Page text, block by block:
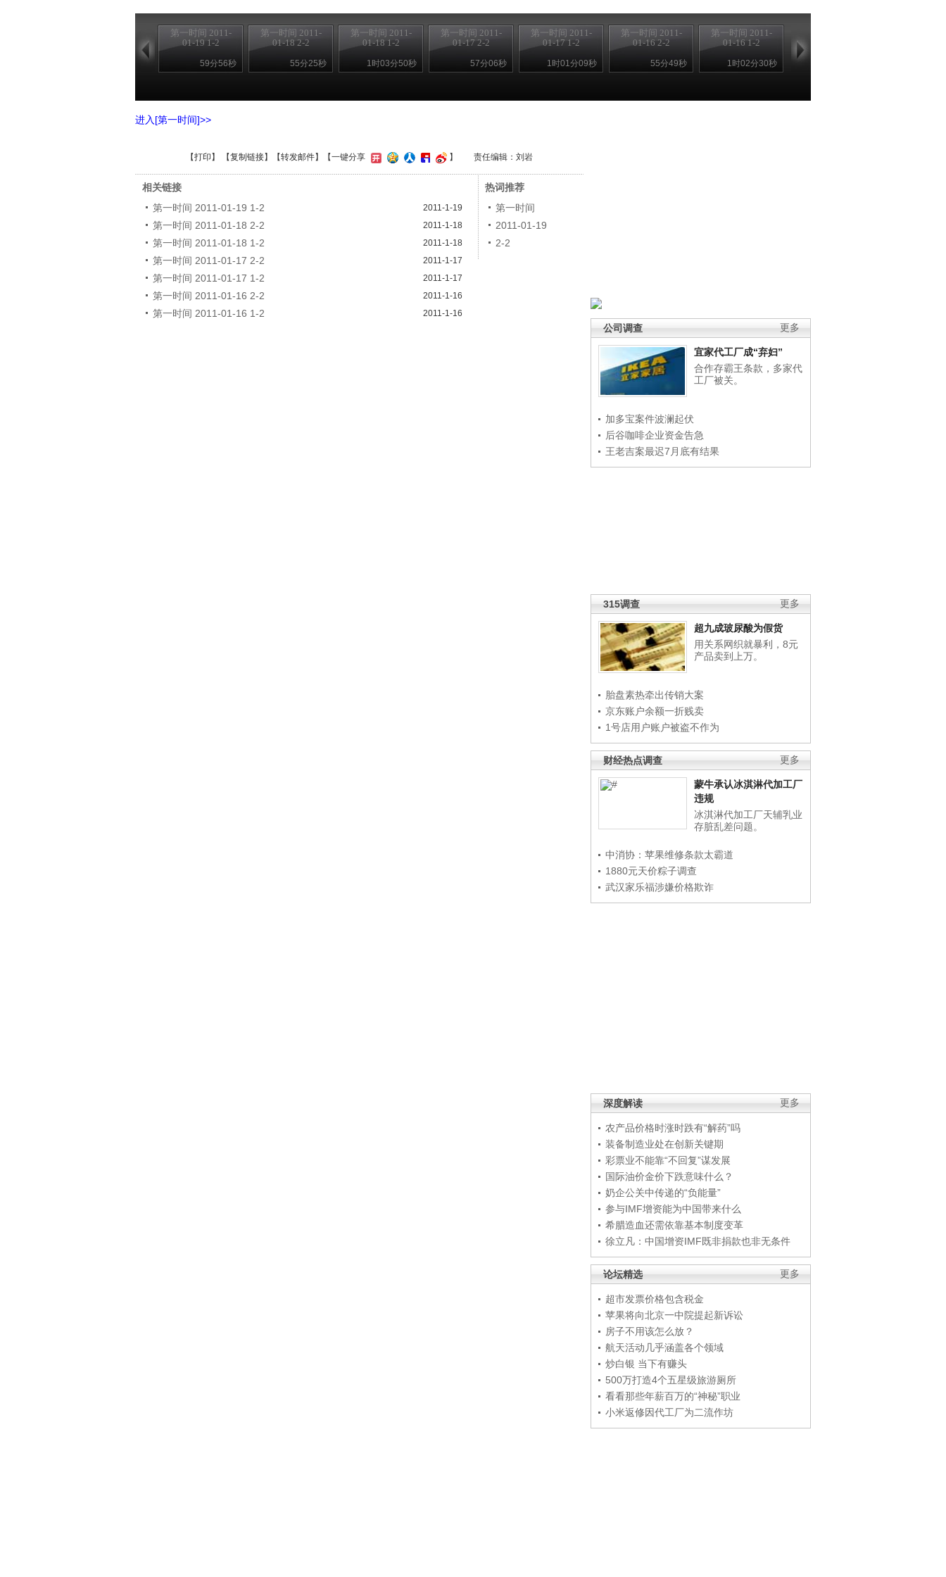
第一时间 2011-
01-19 1-2
59分56秒
第一时间 2011-
01-18 2-2
55分25秒
第一时间 2011-
01-18 1-2
1时03分50秒
第一时间 2011-
01-17 2-2
57分06秒
第一时间 2011-
01-17 1-2
1时01分09秒
第一时间 2011-
01-16 2-2
55分49秒
第一时间 2011-
01-16 1-2
1时02分30秒
更多
公司调查
宜家代工厂成“弃妇”
合作存霸王条款，多家代
工厂被关。
加多宝案件波澜起伏
后谷咖啡企业资金告急
王老吉案最迟7月底有结果
更多
315调查
超九成玻尿酸为假货
用关系网织就暴利，8元
产品卖到上万。
胎盘素热牵出传销大案
京东账户余额一折贱卖
1号店用户账户被盗不作为
更多
财经热点调查
蒙牛承认冰淇淋代加工厂
违规
冰淇淋代加工厂天辅乳业
存脏乱差问题。
中消协：苹果维修条款太霸道
1880元天价粽子调查
武汉家乐福涉嫌价格欺诈
更多
深度解读
农产品价格时涨时跌有“解药”吗
装备制造业处在创新关键期
彩票业不能靠“不回复”谋发展
国际油价金价下跌意味什么？
奶企公关中传递的“负能量”
参与IMF增资能为中国带来什么
希腊造血还需依靠基本制度变革
徐立凡：中国增资IMF既非捐款也非无条件
更多
论坛精选
超市发票价格包含税金
苹果将向北京一中院提起新诉讼
房子不用该怎么放？
航天活动几乎涵盖各个领域
炒白银 当下有赚头
500万打造4个五星级旅游厕所
看看那些年薪百万的“神秘”职业
小米返修因代工厂为二流作坊
进入[第一时间]>>
【打印 】 【复制链接】【转发邮件】 【一键分享 】 责任编辑：刘岩
相关链接
第一时间 2011-01-19 1-2
2011-1-19
第一时间 2011-01-18 2-2 2011-1-18
第一时间 2011-01-18 1-2 2011-1-18
第一时间 2011-01-17 2-2 2011-1-17
第一时间 2011-01-17 1-2 2011-1-17
第一时间 2011-01-16 2-2 2011-1-16
第一时间 2011-01-16 1-2 2011-1-16
热词推荐
第一时间
2011-01-19
2-2